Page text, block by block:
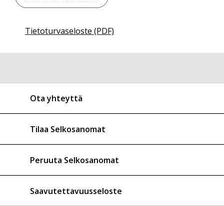
Tietoturvaseloste (PDF)
Ota yhteyttä
Tilaa Selkosanomat
Peruuta Selkosanomat
Saavutettavuusseloste